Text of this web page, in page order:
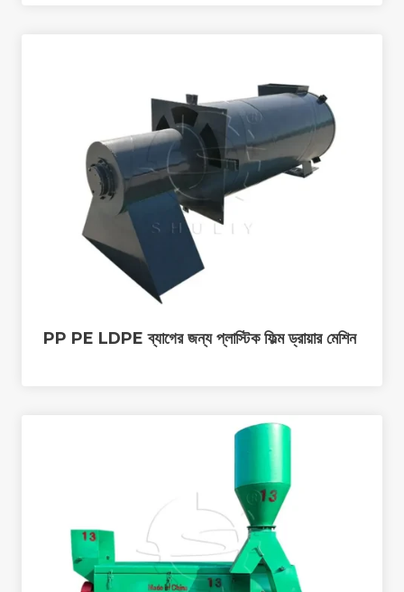
PP PE LDPE ব্যাগের জন্য প্লাস্টিক ফিল্ম ড্রায়ার মেশিন